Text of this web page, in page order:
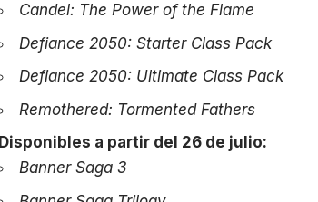
Candel: The Power of the Flame
Defiance 2050: Starter Class Pack
Defiance 2050: Ultimate Class Pack
Remothered: Tormented Fathers
Disponibles a partir del 26 de julio:
Banner Saga 3